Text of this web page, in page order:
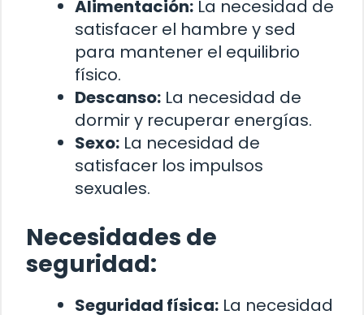
Alimentación: La necesidad de
satisfacer el hambre y sed
para mantener el equilibrio
físico.
Descanso: La necesidad de
dormir y recuperar energías.
Sexo: La necesidad de
satisfacer los impulsos
sexuales.
Necesidades de
seguridad:
Seguridad física: La necesidad